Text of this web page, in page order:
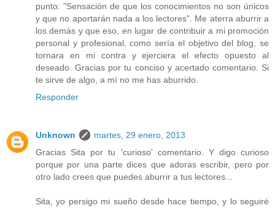
punto: "Sensación de que los conocimientos no son únicos
y que no aportarán nada a los lectores". Me aterra aburrir a
los demás y que eso, en lugar de contribuir a mi promoción
personal y profesional, como sería el objetivo del blog, se
tornara en mi contra y ejerciera el efecto opuesto al
deseado. Gracias por tu conciso y acertado comentario. Si
te sirve de algo, a mí no me has aburrido.
Responder
Unknown
martes, 29 enero, 2013
Gracias Sita por tu 'curioso' comentario. Y digo curioso
porque por una parte dices que adoras escribir, pero por
otro lado crees que puedes aburrir a tus lectores...
Sita, yo persigo mi sueño desde hace tiempo, y lo seguiré